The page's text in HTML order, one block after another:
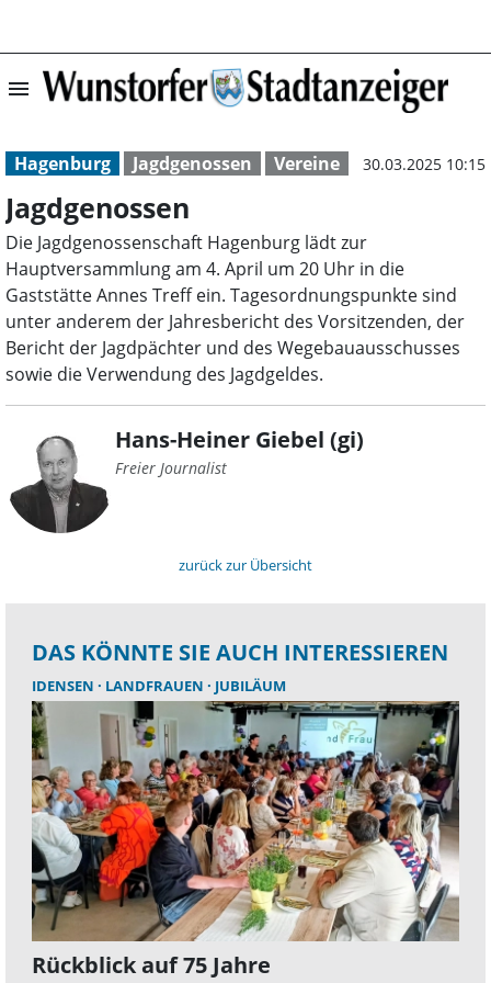
menu Jagdgenossen
Hagenburg Jagdgenossen Vereine 30.03.2025 10:15
Jagdgenossen
Die Jagdgenossenschaft Hagenburg lädt zur
Hauptversammlung am 4. April um 20 Uhr in die
Gaststätte Annes Treff ein. Tagesordnungspunkte sind
unter anderem der Jahresbericht des Vorsitzenden, der
Bericht der Jagdpächter und des Wegebauausschusses
sowie die Verwendung des Jagdgeldes.
Hans-Heiner Giebel (gi)
Freier Journalist
zurück zur Übersicht
DAS KÖNNTE SIE AUCH INTERESSIEREN
IDENSEN LANDFRAUEN JUBILÄUM
Rückblick auf 75 Jahre